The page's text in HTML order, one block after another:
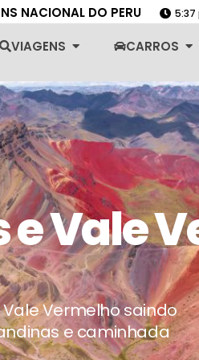
NACIONAL DO PERU
VIAGENS Abrir Viagens
CARROS
Vale
Vermelho saindo
e caminhada